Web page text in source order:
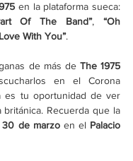
Of The Band”, “Oh
With You”.
de más de The 1975
en el Corona
es tu oportunidad de ver
Recuerda que la
30 de marzo en el Palacio